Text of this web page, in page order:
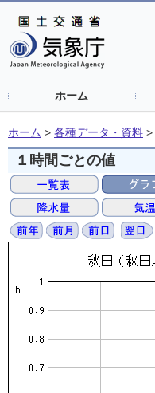
ホーム
ホーム > 各種データ・資料 >
１時間ごとの値